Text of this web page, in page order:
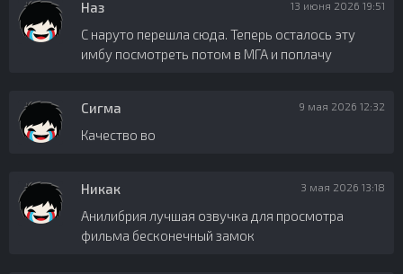
Наз 13 июня 2026 19:51
С наруто перешла сюда. Теперь осталось эту
имбу посмотреть потом в МГА и поплачу
Сигма 9 мая 2026 12:32
Качество во
Никак 3 мая 2026 13:18
Анилибрия лучшая озвучка для просмотра
фильма бесконечный замок